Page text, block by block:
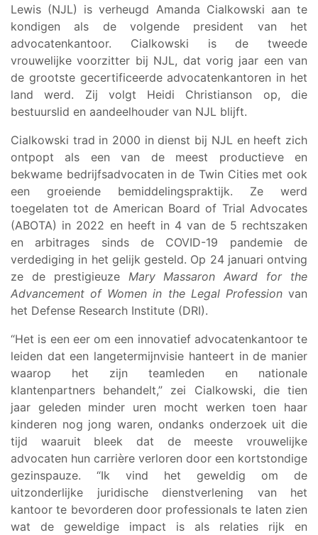
Lewis (NJL) is verheugd Amanda Cialkowski aan te
kondigen als de volgende president van het
advocatenkantoor. Cialkowski is de tweede
vrouwelijke voorzitter bij NJL, dat vorig jaar een van
de grootste gecertificeerde advocatenkantoren in het
land werd. Zij volgt Heidi Christianson op, die
bestuurslid en aandeelhouder van NJL blijft.
Cialkowski trad in 2000 in dienst bij NJL en heeft zich
ontpopt als een van de meest productieve en
bekwame bedrijfsadvocaten in de Twin Cities met ook
een groeiende bemiddelingspraktijk. Ze werd
toegelaten tot de American Board of Trial Advocates
(ABOTA) in 2022 en heeft in 4 van de 5 rechtszaken
en arbitrages sinds de COVID-19 pandemie de
verdediging in het gelijk gesteld. Op 24 januari ontving
ze de prestigieuze Mary Massaron Award for the
Advancement of Women in the Legal Professionvan
het Defense Research Institute (DRI).
“Het is een eer om een innovatief advocatenkantoor te
leiden dat een langetermijnvisie hanteert in de manier
waarop het zijn teamleden en nationale
klantenpartners behandelt,” zei Cialkowski, die tien
jaar geleden minder uren mocht werken toen haar
kinderen nog jong waren, ondanks onderzoek uit die
tijd waaruit bleek dat de meeste vrouwelijke
advocaten hun carrière verloren door een kortstondige
gezinspauze. “Ik vind het geweldig om de
uitzonderlijke juridische dienstverlening van het
kantoor te bevorderen door professionals te laten zien
wat de geweldige impact is als relaties rijk en